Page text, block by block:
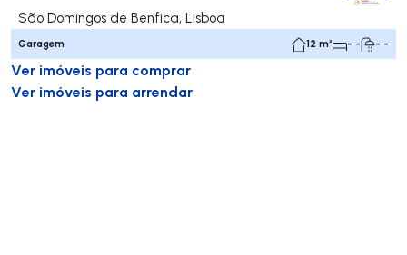
São Domingos de Benfica, Lisboa
Garagem 12 m² - - - -
Ver imóveis para comprar
Ver imóveis para arrendar